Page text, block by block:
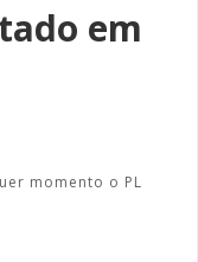
em
momento o PL